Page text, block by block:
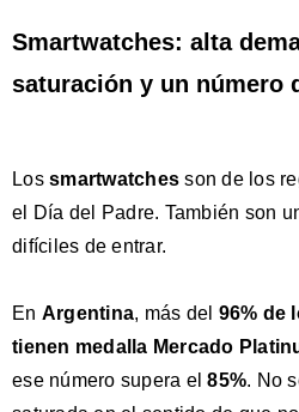
Smartwatches: alta
saturación y un número
Los smartwatchesson de los
el Día del Padre. También son
difíciles de entrar.
En Argentina, más del 96% de
tienen medalla Mercado
ese número supera el85%. No